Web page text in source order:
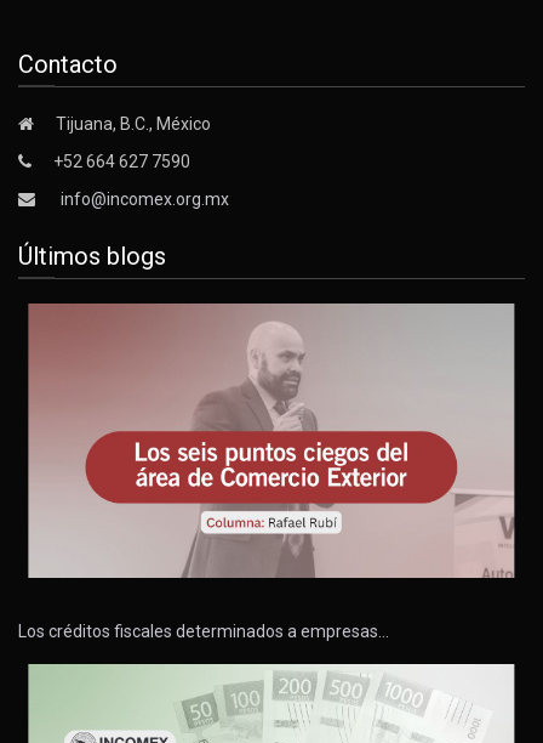
Contacto
Tijuana, B.C., México
+52 664 627 7590
info@incomex.org.mx
Últimos blogs
Los créditos fiscales determinados a empresas…